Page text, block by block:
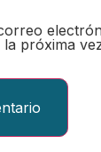
próxima